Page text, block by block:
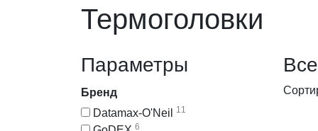
Термоголовки
Параметры
Бренд
Datamax-O'Neil
11
6